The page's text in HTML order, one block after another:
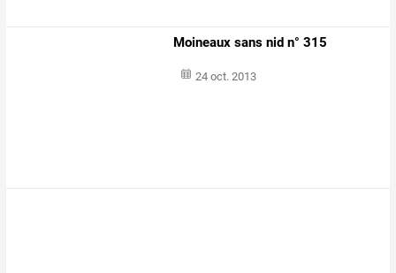
Moineaux sans nid n° 315
24 oct. 2013